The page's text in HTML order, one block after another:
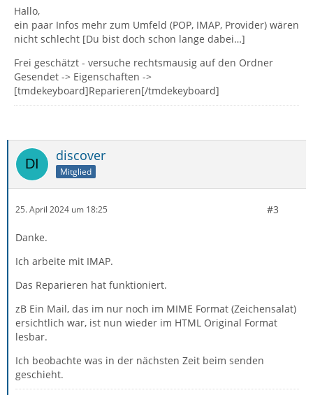
Hallo,
ein paar Infos mehr zum Umfeld (POP, IMAP, Provider) wären
nicht schlecht [Du bist doch schon lange dabei…]
Frei geschätzt - versuche rechtsmausig auf den Ordner
Gesendet -> Eigenschaften ->
[tmdekeyboard]Reparieren[/tmdekeyboard]
discover
Mitglied
25. April 2024 um 18:25 #3
Danke.
Ich arbeite mit IMAP.
Das Reparieren hat funktioniert.
zB Ein Mail, das im nur noch im MIME Format (Zeichensalat)
ersichtlich war, ist nun wieder im HTML Original Format
lesbar.
Ich beobachte was in der nächsten Zeit beim senden
geschieht.